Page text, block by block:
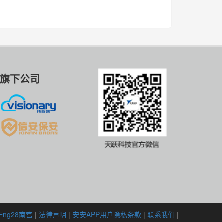
旗下公司
ng28南宫 | 法律声明 | 安安APP用户隐私条款 | 联系我们 |